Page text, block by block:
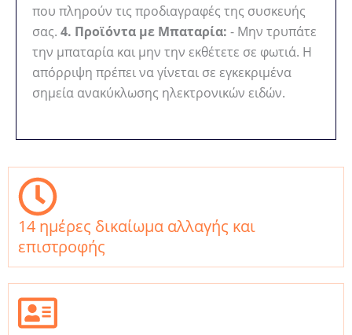
που πληρούν τις προδιαγραφές της συσκευής
σας. 4. Προϊόντα με Μπαταρία: - Μην τρυπάτε
την μπαταρία και μην την εκθέτετε σε φωτιά. Η
απόρριψη πρέπει να γίνεται σε εγκεκριμένα
σημεία ανακύκλωσης ηλεκτρονικών ειδών.
14 ημέρες δικαίωμα αλλαγής και
επιστροφής